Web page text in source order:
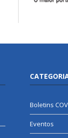
Boletins
Eventos